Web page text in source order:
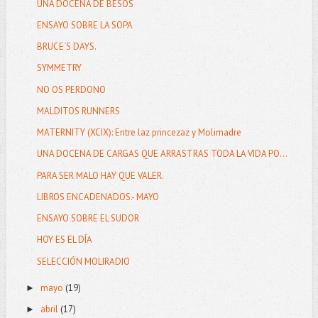
UNA DOCENA DE BESOS
ENSAYO SOBRE LA SOPA
BRUCE´S DAYS.
SYMMETRY
NO OS PERDONO
MALDITOS RUNNERS
MATERNITY (XCIX): Entre laz princezaz y Molimadre
UNA DOCENA DE CARGAS QUE ARRASTRAS TODA LA VIDA PO...
PARA SER MALO HAY QUE VALER.
LIBROS ENCADENADOS.- MAYO
ENSAYO SOBRE EL SUDOR
HOY ES EL DÍA
SELECCIÓN MOLIRADIO
► mayo (19)
► abril(17)